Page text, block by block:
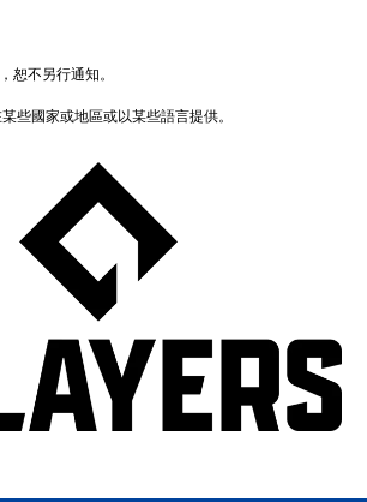
恕不另行通知。
些國家或地區或以某些語言提供。